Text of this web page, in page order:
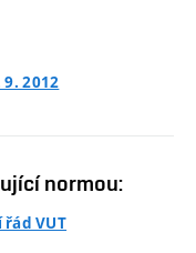
2012
normou:
VUT